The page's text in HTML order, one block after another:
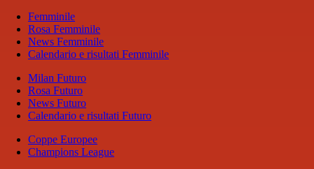
Femminile
Rosa Femminile
News Femminile
Calendario e risultati Femminile
Milan Futuro
Rosa Futuro
News Futuro
Calendario e risultati Futuro
Coppe Europee
Champions League